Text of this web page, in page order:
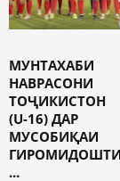
МУНТАХАБИ
НАВРАСОНИ
ТОҶИКИСТОН
(U-16) ДАР
МУСОБИҚАИ
ГИРОМИДОШТИ
...